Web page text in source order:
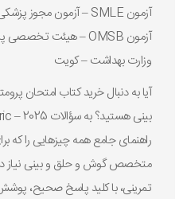
آزمون SMLE – آزمون مجوز پزشکی عربستان. (سعودی پرومتریک)
آزمون OMSB – هیئت تخصصی پزشکی عمان. (پرومتریک عمان)
وزارت بهداشت – کویت
آیا به دنبال خرید کتاب
راهنمای جامع همه چیزهایی را که
تمرینی، با کلید پاسخ صحیح،